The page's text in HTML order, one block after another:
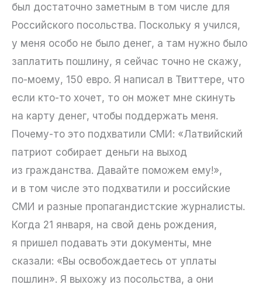
был достаточно заметным в том числе для
Российского посольства. Поскольку я учился,
у меня особо не было денег, а там нужно было
заплатить пошлину, я сейчас точно не скажу,
по-моему, 150 евро. Я написал в Твиттере, что
если кто-то хочет, то он может мне скинуть
на карту денег, чтобы поддержать меня.
Почему-то это подхватили СМИ: «Латвийский
патриот собирает деньги на выход
из гражданства. Давайте поможем ему!»,
и в том числе это подхватили и российские
СМИ и разные пропагандистские журналисты.
Когда 21 января, на свой день рождения,
я пришел подавать эти документы, мне
сказали: «Вы освобождаетесь от уплаты
пошлин». Я выхожу из посольства, а они